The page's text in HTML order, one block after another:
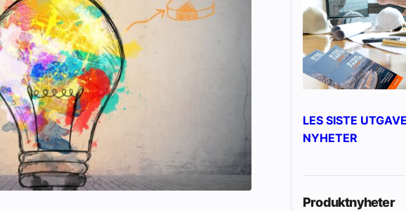
LES SISTE
NYHETER
Produktnyheter